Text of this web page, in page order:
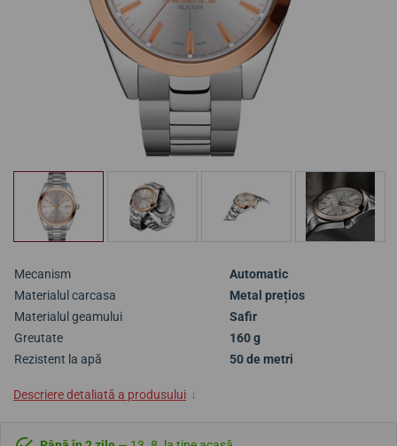
Mecanism
Automatic
Materialul carcasa
Metal prețios
Materialul geamului
Safir
Greutate
160 g
Rezistent la apă
50 de metri
Descriere detaliată a produsului ↓